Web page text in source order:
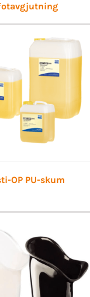
OP PU-skum